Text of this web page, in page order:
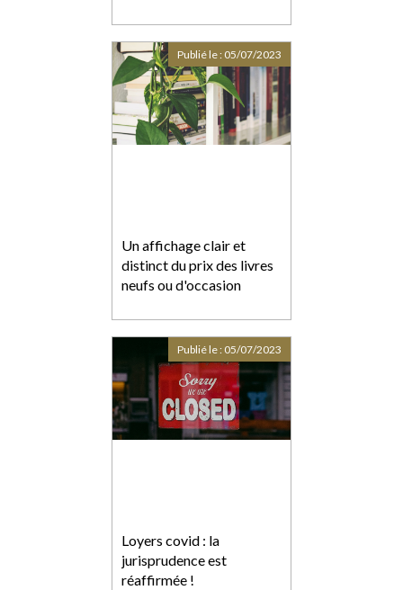
Un affichage clair et
distinct du prix des livres
neufs ou d'occasion
Publié le : 05/07/2023
Loyers covid : la
jurisprudence est
réaffirmée !
Publié le : 05/07/2023